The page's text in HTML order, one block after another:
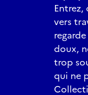
vers
doux,
trop
qui ne